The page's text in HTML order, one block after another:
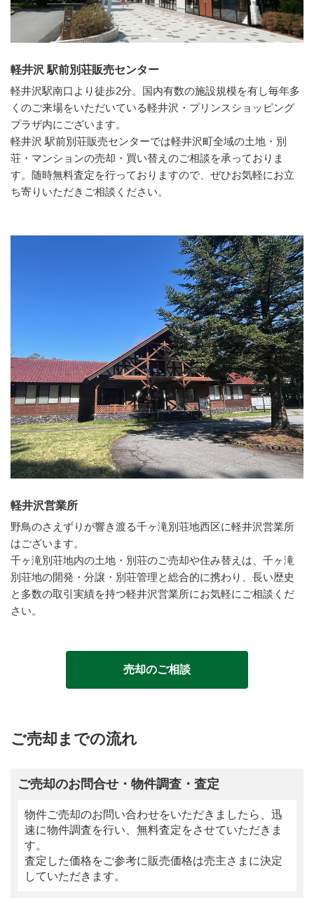
軽井沢 駅前別荘販売センター
軽井沢駅南口より徒歩2分。国内有数の施設規模を有し毎年多
くのご来場をいただいている軽井沢・プリンスショッピング
プラザ内にございます。
軽井沢 駅前別荘販売センターでは軽井沢町全域の土地・別
荘・マンションの売却・買い替えのご相談を承っておりま
す。随時無料査定を行っておりますので、ぜひお気軽にお立
ち寄りいただきご相談ください。
軽井沢営業所
野鳥のさえずりが響き渡る千ヶ滝別荘地西区に軽井沢営業所
はございます。
千ヶ滝別荘地内の土地・別荘のご売却や住み替えは、千ヶ滝
別荘地の開発・分譲・別荘管理と総合的に携わり、長い歴史
と多数の取引実績を持つ軽井沢営業所にお気軽にご相談くだ
さい。
売却のご相談
ご売却までの流れ
ご売却のお問合せ・物件調査・査定
物件ご売却のお問い合わせをいただきましたら、迅
速に物件調査を行い、無料査定をさせていただきま
す。
査定した価格をご参考に販売価格は売主さまに決定
していただきます。